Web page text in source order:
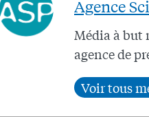
Agence
Média à but
agence de